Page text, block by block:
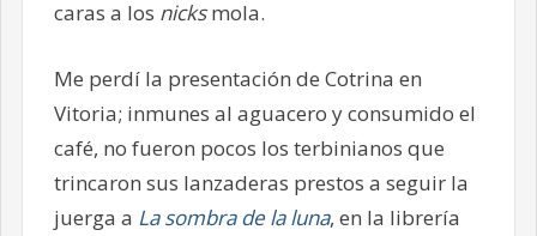
caras a los nicksmola.
Me perdí la presentación de Cotrina en
Vitoria; inmunes al aguacero y consumido el
café, no fueron pocos los terbinianos que
trincaron sus lanzaderas prestos a seguir la
juerga a La sombra de la luna, en la librería